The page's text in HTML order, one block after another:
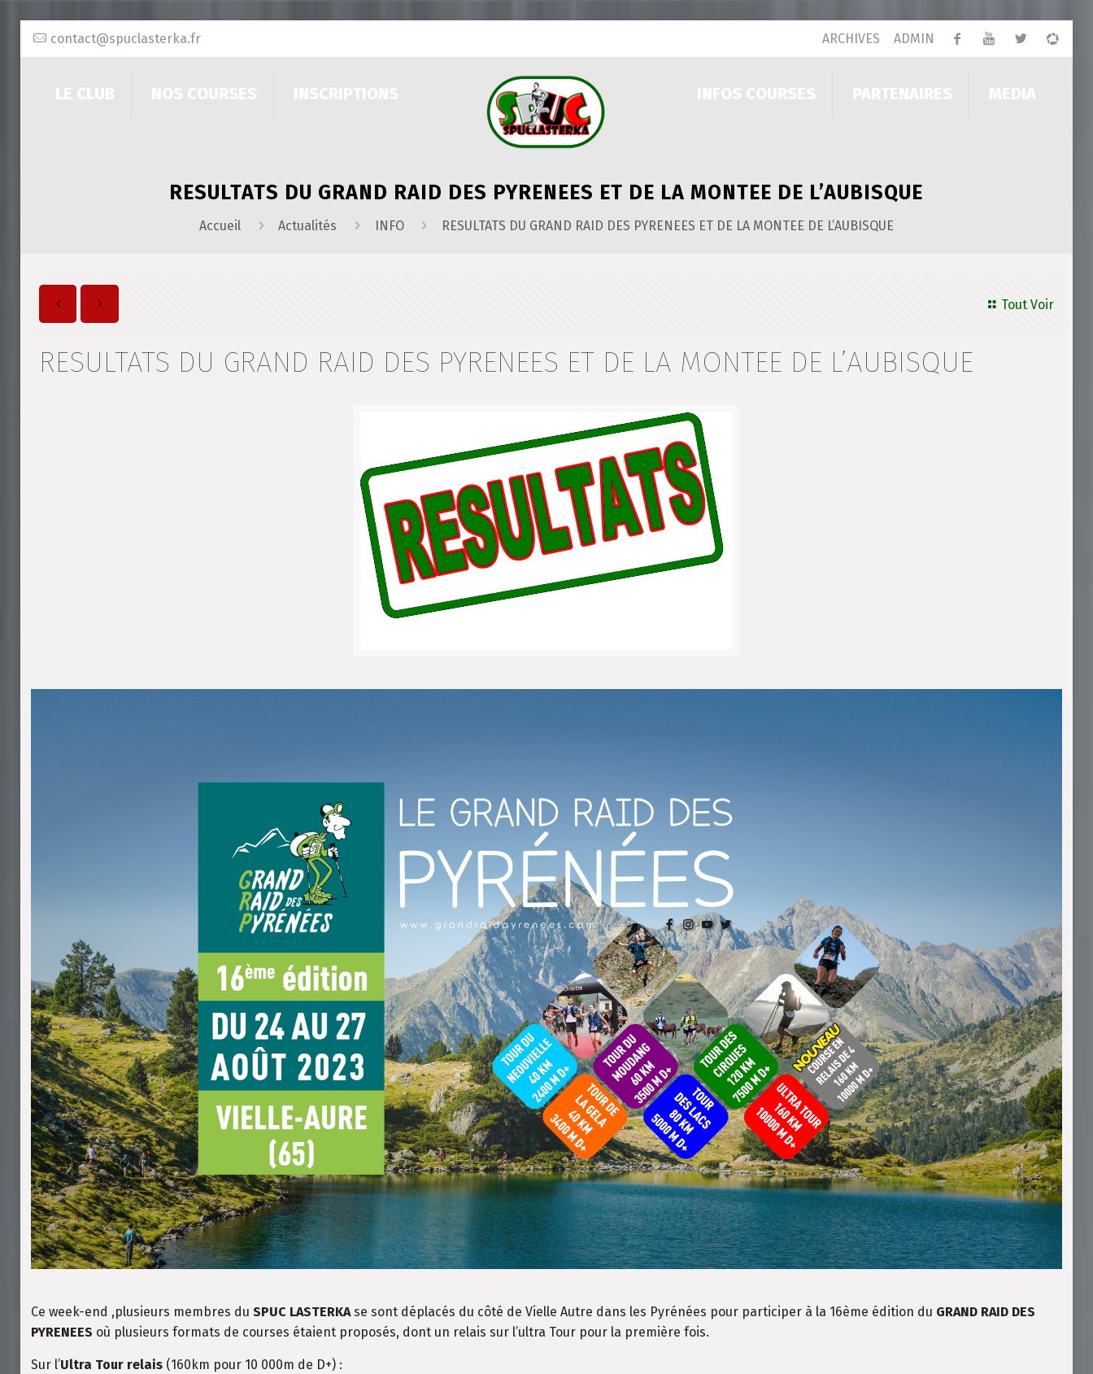
contact@spuclasterka.fr ARCHIVES ADMIN
LE CLUB NOS COURSES INSCRIPTIONS INFOS COURSES PARTENAIRES MEDIA
RESULTATS DU GRAND RAID DES PYRENEES ET DE LA MONTEE DE L’AUBISQUE
Accueil Actualités INFO RESULTATS DU GRAND RAID DES PYRENEES ET DE LA MONTEE DE L’AUBISQUE
Tout Voir
RESULTATS DU GRAND RAID DES PYRENEES ET DE LA MONTEE DE L’AUBISQUE
Ce week-end ,plusieurs membres du SPUC LASTERKAse sont déplacés du côté de Vielle Autre dans les Pyrénées pour participer à la 16ème édition du GRAND RAID DES
PYRENEES où plusieurs formats de courses étaient proposés, dont un relais sur l’ultra Tour pour la première fois.
Sur l’Ultra Tour relais(160km pour 10 000m de D+) :